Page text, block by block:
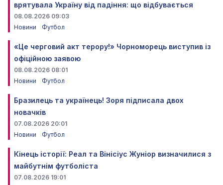
врятувала Україну від падіння: що відбувається
08.08.2026 09:03
Новини
Футбол
«Це черговий акт терору!» Чорноморець виступив із
офіційною заявою
08.08.2026 08:01
Новини
Футбол
Бразилець та українець! Зоря підписала двох
новачків
07.08.2026 20:01
Новини
Футбол
Кінець історії: Реал та Вінісіус Жуніор визначилися з
майбутнім футболіста
07.08.2026 19:01